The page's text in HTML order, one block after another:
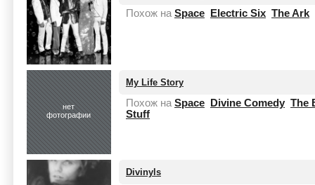
Похож на Space Electric Six The Ark
нет
фотографии
My Life Story
Похож на Space Divine Comedy The
Stuff
Divinyls